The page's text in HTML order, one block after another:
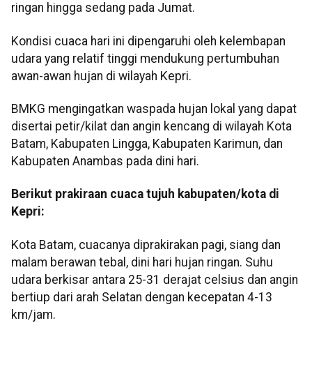
ringan hingga sedang pada Jumat.
Kondisi cuaca hari ini dipengaruhi oleh kelembapan
udara yang relatif tinggi mendukung pertumbuhan
awan-awan hujan di wilayah Kepri.
BMKG mengingatkan waspada hujan lokal yang dapat
disertai petir/kilat dan angin kencang di wilayah Kota
Batam, Kabupaten Lingga, Kabupaten Karimun, dan
Kabupaten Anambas pada dini hari.
Berikut prakiraan cuaca tujuh kabupaten/kota di
Kepri:
Kota Batam, cuacanya diprakirakan pagi, siang dan
malam berawan tebal, dini hari hujan ringan. Suhu
udara berkisar antara 25-31 derajat celsius dan angin
bertiup dari arah Selatan dengan kecepatan 4-13
km/jam.